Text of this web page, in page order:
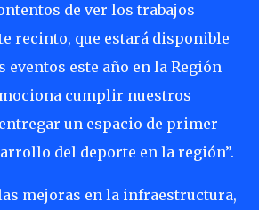
de ver los trabajos
recinto, que estará disponible
eventos este año en la Región
cumplir nuestros
un espacio de primer
del deporte en la región”.
mejoras en la infraestructura,